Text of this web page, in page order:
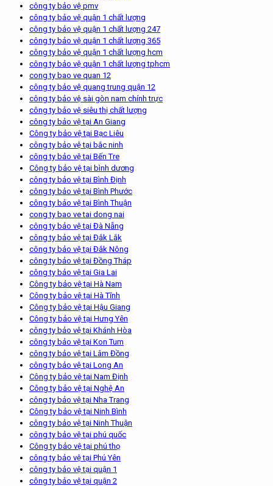
công ty bảo vệ pmv
công ty bảo vệ quận 1 chất lượng
công ty bảo vệ quận 1 chất lượng 247
công ty bảo vệ quận 1 chất lượng 365
công ty bảo vệ quận 1 chất lượng hcm
công ty bảo vệ quận 1 chất lượng tphcm
cong ty bao ve quan 12
công ty bảo vệ quang trung quận 12
công ty bảo vệ sài gòn nam chính trực
công ty bảo vệ siêu thị chất lượng
công ty bảo vệ tại An Giang
Công ty bảo vệ tại Bạc Liêu
công ty bảo vệ tại bắc ninh
công ty bảo vệ tại Bến Tre
Công ty bảo vệ tại bình dương
công ty bảo vệ tại Bình Định
công ty bảo vệ tại Bình Phước
công ty bảo vệ tại Bình Thuận
cong ty bao ve tai dong nai
công ty bảo vệ tại Đà Nẵng
công ty bảo vệ tại Đắk Lắk
công ty bảo vệ tại Đắk Nông
công ty bảo vệ tại Đồng Tháp
công ty bảo vệ tại Gia Lai
Công ty bảo vệ tại Hà Nam
Công ty bảo vệ tại Hà Tĩnh
Công ty bảo vệ tại Hậu Giang
Công ty bảo vệ tại Hưng Yên
công ty bảo vệ tại Khánh Hòa
công ty bảo vệ tại Kon Tum
công ty bảo vệ tại Lâm Đồng
công ty bảo vệ tại Long An
Công ty bảo vệ tại Nam Định
Công ty bảo vệ tại Nghệ An
công ty bảo vệ tại Nha Trang
Công ty bảo vệ tại Ninh Bình
công ty bảo vệ tại Ninh Thuận
công ty bảo vệ tại phú quốc
Công ty bảo vệ tại phú thọ
công ty bảo vệ tại Phú Yên
công ty bảo vệ tại quận 1
công ty bảo vệ tại quận 2